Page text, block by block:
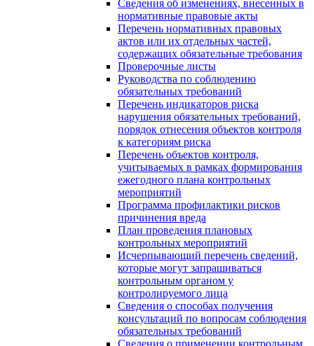
Сведения об изменениях, внесенных в
нормативные правовые акты
Перечень нормативных правовых
актов или их отдельных частей,
содержащих обязательные требования
Проверочные листы
Руководства по соблюдению
обязательных требований
Перечень индикаторов риска
нарушения обязательных требований,
порядок отнесения объектов контроля
к категориям риска
Перечень объектов контроля,
учитываемых в рамках формирования
ежегодного плана контрольных
мероприятий
Программа профилактики рисков
причинения вреда
План проведения плановых
контрольных мероприятий
Исчерпывающий перечень сведений,
которые могут запрашиваться
контрольным органом у
контролируемого лица
Сведения о способах получения
консультаций по вопросам соблюдения
обязательных требований
Сведения о применении контрольным